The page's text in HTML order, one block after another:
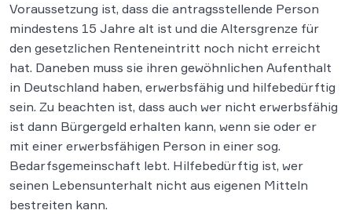
Voraussetzung ist, dass die antragsstellende Person
mindestens 15 Jahre alt ist und die Altersgrenze für
den gesetzlichen Renteneintritt noch nicht erreicht
hat. Daneben muss sie ihren gewöhnlichen Aufenthalt
in Deutschland haben, erwerbsfähig und hilfebedürftig
sein. Zu beachten ist, dass auch wer nicht erwerbsfähig
ist dann Bürgergeld erhalten kann, wenn sie oder er
mit einer erwerbsfähigen Person in einer sog.
Bedarfsgemeinschaft lebt. Hilfebedürftig ist, wer
seinen Lebensunterhalt nicht aus eigenen Mitteln
bestreiten kann.